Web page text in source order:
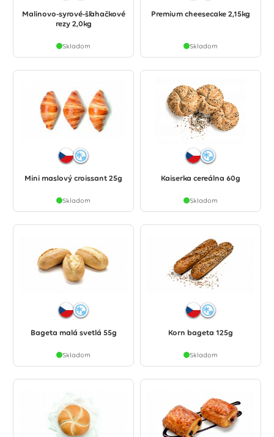
Malinovo-syrové-šľahačkové
rezy 2,0kg
Skladom
Premium cheesecake 2,15kg
Skladom
Mini maslový croissant 25g
Skladom
Kaiserka cereálna 60g
Skladom
Bageta malá svetlá 55g
Skladom
Korn bageta 125g
Skladom